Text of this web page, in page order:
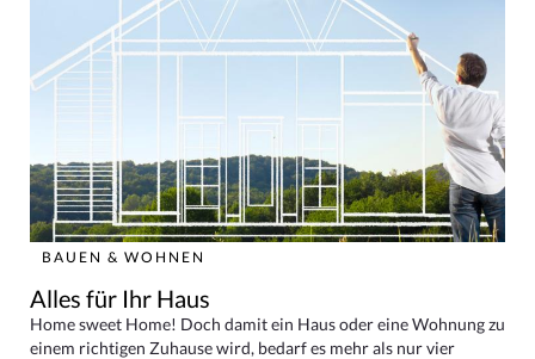
BAUEN & WOHNEN
Alles für Ihr Haus
Home sweet Home! Doch damit ein Haus oder eine Wohnung zu
einem richtigen Zuhause wird, bedarf es mehr als nur vier